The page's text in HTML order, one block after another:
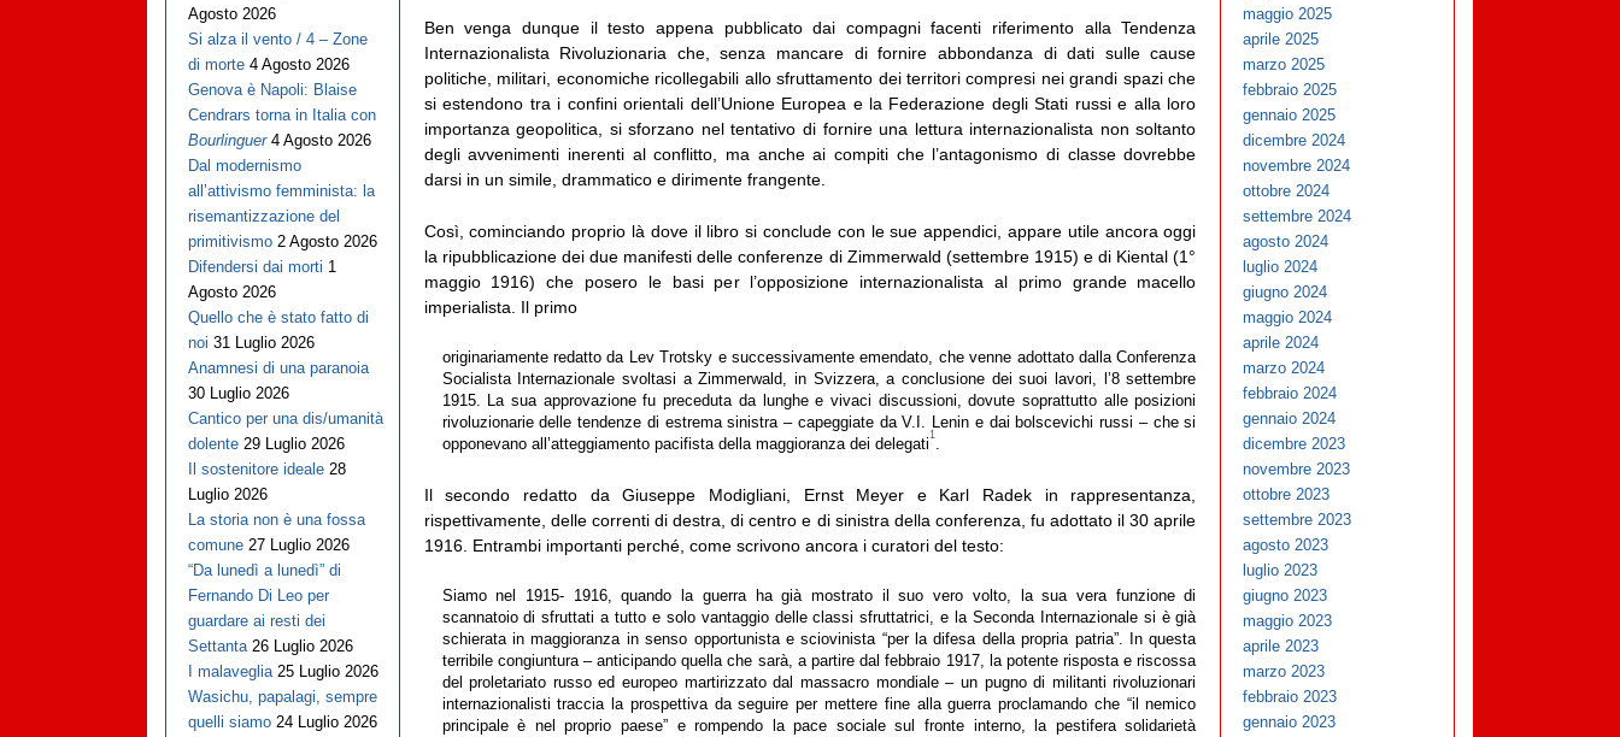
Ben venga dunque il testo appena pubblicato dai compagni facenti riferimento alla Tendenza
Internazionalista Rivoluzionaria che, senza mancare di fornire abbondanza di dati sulle cause
politiche, militari, economiche ricollegabili allo sfruttamento dei territori compresi nei grandi spazi che
si estendono tra i confini orientali dell’Unione Europea e la Federazione degli Stati russi e alla loro
importanza geopolitica, si sforzano nel tentativo di fornire una lettura internazionalista non soltanto
degli avvenimenti inerenti al conflitto, ma anche ai compiti che l’antagonismo di classe dovrebbe
darsi in un simile, drammatico e dirimente frangente.
Così, cominciando proprio là dove il libro si conclude con le sue appendici, appare utile ancora oggi
la ripubblicazione dei due manifesti delle conferenze di Zimmerwald (settembre 1915) e di Kiental (1°
maggio 1916) che posero le basi per l’opposizione internazionalista al primo grande macello
imperialista. Il primo
originariamente redatto da Lev Trotsky e successivamente emendato, che venne adottato dalla Conferenza
Socialista Internazionale svoltasi a Zimmerwald, in Svizzera, a conclusione dei suoi lavori, l’8 settembre
1915. La sua approvazione fu preceduta da lunghe e vivaci discussioni, dovute soprattutto alle posizioni
rivoluzionarie delle tendenze di estrema sinistra – capeggiate da V.I. Lenin e dai bolscevichi russi – che si
opponevano all’atteggiamento pacifista della maggioranza dei delegati
1
.
Il secondo redatto da Giuseppe Modigliani, Ernst Meyer e Karl Radek in rappresentanza,
rispettivamente, delle correnti di destra, di centro e di sinistra della conferenza, fu adottato il 30 aprile
1916. Entrambi importanti perché, come scrivono ancora i curatori del testo:
Siamo nel 1915- 1916, quando la guerra ha già mostrato il suo vero volto, la sua vera funzione di
scannatoio di sfruttati a tutto e solo vantaggio delle classi sfruttatrici, e la Seconda Internazionale si è già
schierata in maggioranza in senso opportunista e sciovinista “per la difesa della propria patria”. In questa
terribile congiuntura – anticipando quella che sarà, a partire dal febbraio 1917, la potente risposta e riscossa
del proletariato russo ed europeo martirizzato dal massacro mondiale – un pugno di militanti rivoluzionari
internazionalisti traccia la prospettiva da seguire per mettere fine alla guerra proclamando che “il nemico
principale è nel proprio paese” e rompendo la pace sociale sul fronte interno, la pestifera solidarietà
Agosto 2026
Si alza il vento / 4 – Zone
di morte 4 Agosto 2026
Genova è Napoli: Blaise
Cendrars torna in Italia con
Bourlinguer 4 Agosto 2026
Dal modernismo
all’attivismo femminista: la
risemantizzazione del
primitivismo 2 Agosto 2026
Difendersi dai morti 1
Agosto 2026
Quello che è stato fatto di
noi 31 Luglio 2026
Anamnesi di una paranoia
30 Luglio 2026
Cantico per una dis/umanità
dolente 29 Luglio 2026
Il sostenitore ideale 28
Luglio 2026
La storia non è una fossa
comune 27 Luglio 2026
“Da lunedì a lunedì” di
Fernando Di Leo per
guardare ai resti dei
Settanta 26 Luglio 2026
I malaveglia 25 Luglio 2026
Wasichu, papalagi, sempre
quelli siamo 24 Luglio 2026
maggio 2025
aprile 2025
marzo 2025
febbraio 2025
gennaio 2025
dicembre 2024
novembre 2024
ottobre 2024
settembre 2024
agosto 2024
luglio 2024
giugno 2024
maggio 2024
aprile 2024
marzo 2024
febbraio 2024
gennaio 2024
dicembre 2023
novembre 2023
ottobre 2023
settembre 2023
agosto 2023
luglio 2023
giugno 2023
maggio 2023
aprile 2023
marzo 2023
febbraio 2023
gennaio 2023